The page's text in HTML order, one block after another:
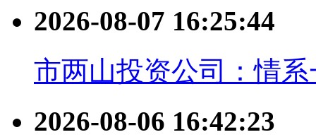
2026-08-07 16:25:44
市两山投资公司：情
2026-08-06 16:42:23